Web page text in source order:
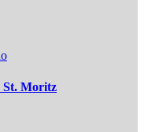
St. Moritz